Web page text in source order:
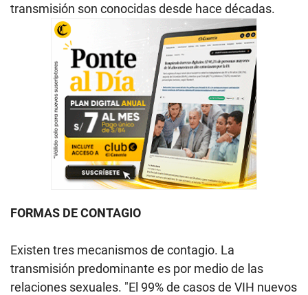
transmisión son conocidas desde hace décadas.
FORMAS DE CONTAGIO
Existen tres mecanismos de contagio. La
transmisión predominante es por medio de las
relaciones sexuales. "El 99% de casos de VIH nuevos